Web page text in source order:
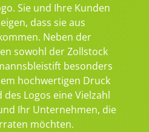
Sie und Ihre Kunden
dass sie aus
Neben der
sowohl der Zollstock
besonders
hochwertigen Druck
Logos eine Vielzahl
Ihr Unternehmen, die
möchten.